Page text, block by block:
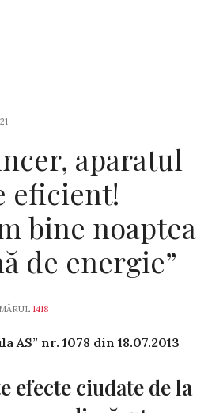
aparatul
eficient!
bine noaptea
de energie”
1418
AS” nr. 1078 din­ 18.07.2013
efecte ciudate de la